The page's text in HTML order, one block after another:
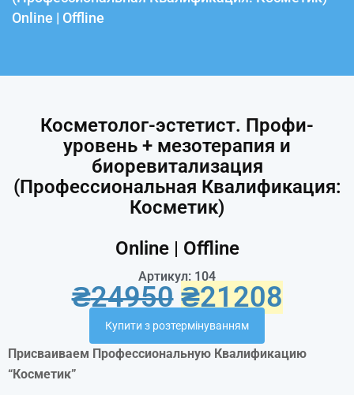
Online | Offline
Косметолог-эстетист. Профи-
уровень + мезотерапия и
биоревитализация
(Профессиональная Квалификация:
Косметик)
Online | Offline
Артикул: 104
₴24950 ₴21208
Купити з розтермінуванням
Присваиваем Профессиональную Квалификацию
“Косметик”